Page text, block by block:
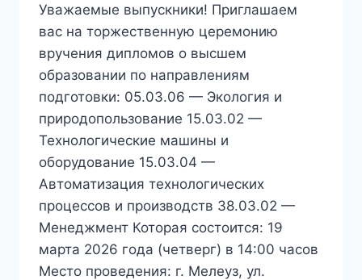
Уважаемые выпускники! Приглашаем
вас на торжественную церемонию
вручения дипломов о высшем
образовании по направлениям
подготовки: 05.03.06 — Экология и
природопользование 15.03.02 —
Технологические машины и
оборудование 15.03.04 —
Автоматизация технологических
процессов и производств 38.03.02 —
Менеджмент Которая состоится: 19
марта 2026 года (четверг) в 14:00 часов
Место проведения: г. Мелеуз, ул.